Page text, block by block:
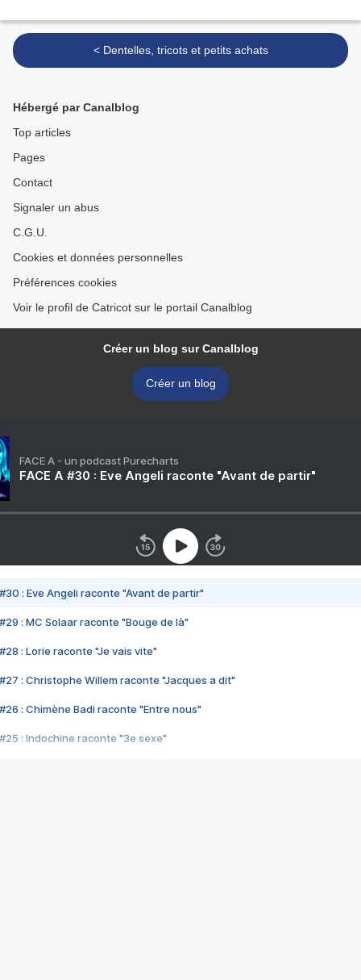
< Dentelles, tricots et petits achats
Hébergé par Canalblog
Top articles
Pages
Contact
Signaler un abus
C.G.U.
Cookies et données personnelles
Préférences cookies
Voir le profil de Catricot sur le portail Canalblog
Créer un blog sur Canalblog
Créer un blog
FACE A - un podcast Purecharts
FACE A #30 : Eve Angeli raconte "Avant de partir"
#30 : Eve Angeli raconte "Avant de partir"
#29 : MC Solaar raconte "Bouge de là"
#28 : Lorie raconte "Je vais vite"
#27 : Christophe Willem raconte "Jacques a dit"
#26 : Chimène Badi raconte "Entre nous"
#25 : Indochine raconte "3e sexe"